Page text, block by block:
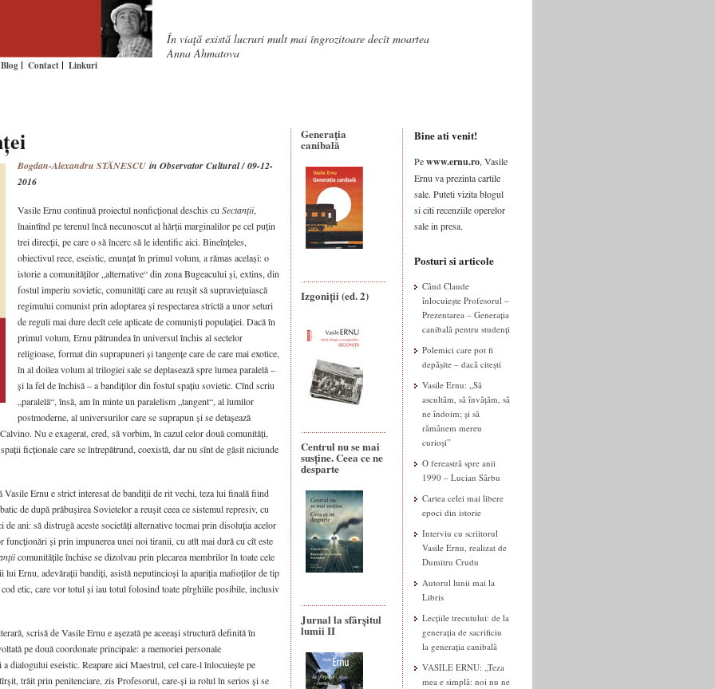
Blog Contact Linkuri
În viaţă există lucruri mult mai îngrozitoare decît moartea
Anna Ahmatova
Bogdan-Alexandru STĂNESCU in Observator Cultural / 09-12-
2016
Vasile Ernu continuă proiectul nonficțional deschis cu Sectanții,
înaintînd pe terenul încă necunoscut al hărții marginalilor pe cel puțin
trei direcții, pe care o să încerc să le identific aici. Bineînțeles,
obiectivul rece, eseistic, enunțat în primul volum, a rămas același: o
istorie a comunităților „alternative“ din zona Bugeacului și, extins, din
fostul imperiu sovietic, comunități care au reușit să supraviețuiască
regimului comunist prin adoptarea și respectarea strictă a unor seturi
de reguli mai dure decît cele aplicate de comuniști populației. Dacă în
primul volum, Ernu pătrundea în universul închis al sectelor
religioase, format din suprapuneri și tangențe care de care mai exotice,
în al doilea volum al trilogiei sale se deplasează spre lumea paralelă –
și la fel de închisă – a bandiților din fostul spațiu sovietic. Cînd scriu
„paralelă“, însă, am în minte un paralelism „tangent“, al lumilor
postmoderne, al universurilor care se suprapun și se detașează
Nu e exagerat, cred, să vorbim, în cazul celor două comunități,
ficționale care se întrepătrund, coexistă, dar nu sînt de găsit niciunde
Vasile Ernu e strict interesat de bandiții de rit vechi, teza lui finală fiind
de după prăbușirea Sovietelor a reușit ceea ce sistemul represiv, cu
de ani: să distrugă aceste societăți alternative tocmai prin disoluția acelor
funcționări și prin impunerea unei noi tiranii, cu atît mai dură cu cît este
comunitățile închise se dizolvau prin plecarea membrilor în toate cele
lui Ernu, adevărații bandiți, asistă neputincioși la apariția mafioților de tip
etic, care vor totul și iau totul folosind toate pîrghiile posibile, inclusiv
scrisă de Vasile Ernu e așezată pe aceeași structură definită în
pe două coordonate principale: a memoriei personale
dialogului eseistic. Reapare aici Maestrul, cel care‑l înlocuiește pe
trăit prin penitenciare, zis Profesorul, care-și ia rolul în serios și se
Generaţia
canibală
Izgoniții (ed. 2)
Centrul nu se mai
susține. Ceea ce ne
desparte
Jurnal la sfârșitul
lumii II
Bine ati venit!
Pewww.ernu.ro, Vasile
Ernu va prezinta cartile
sale. Puteti vizita blogul
si citi recenziile operelor
sale in presa.
Posturi si articole
Când Claude
înlocuiește Profesorul –
Prezentarea – Generația
canibală pentru studenți
Polemici care pot fi
depășite – dacă citești
Vasile Ernu: „Să
ascultăm, să învățăm, să
ne îndoim; și să
rămânem mereu
curioși”
O fereastră spre anii
1990 – Lucian Sârbu
Cartea celei mai libere
epoci din istorie
Interviu cu scriitorul
Vasile Ernu, realizat de
Dumitru Crudu
Autorul lunii mai la
Libris
Lecțiile trecutului: de la
generația de sacrificiu
la generația canibală
VASILE ERNU: „Teza
mea e simplă: noi nu ne